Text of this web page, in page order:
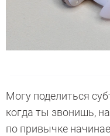
Могу поделиться
когда ты звонишь,
по привычке